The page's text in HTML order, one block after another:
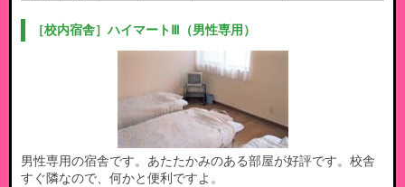
［校内宿舎］ハイマートⅢ（男性専用）
男性専用の宿舎です。あたたかみのある部屋が好評です。校舎
すぐ隣なので、何かと便利ですよ。